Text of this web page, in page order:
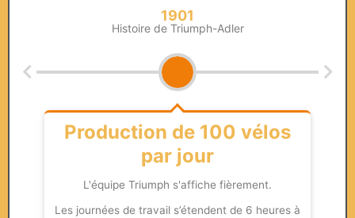
1901
Histoire de Triumph-Adler
Production de 100 vélos
par jour
L'équipe Triumph s'affiche fièrement.
Les journées de travail s’étendent de 6 heures à